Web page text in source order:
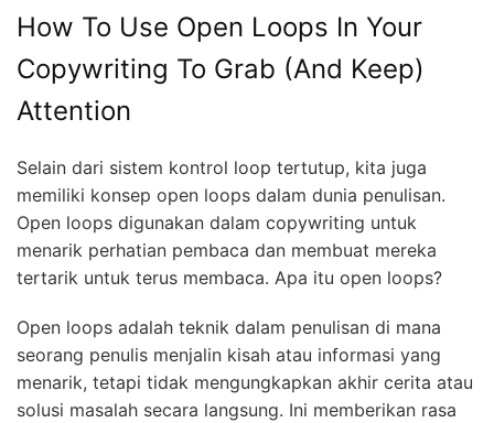
How To Use Open Loops In Your
Copywriting To Grab (And Keep)
Attention
Selain dari sistem kontrol loop tertutup, kita juga
memiliki konsep open loops dalam dunia penulisan.
Open loops digunakan dalam copywriting untuk
menarik perhatian pembaca dan membuat mereka
tertarik untuk terus membaca. Apa itu open loops?
Open loops adalah teknik dalam penulisan di mana
seorang penulis menjalin kisah atau informasi yang
menarik, tetapi tidak mengungkapkan akhir cerita atau
solusi masalah secara langsung. Ini memberikan rasa